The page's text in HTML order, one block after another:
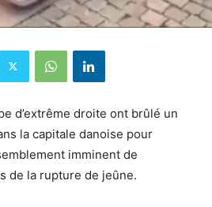
d’extrême droite ont brûlé un
la capitale danoise pour
imminent de
de la rupture de jeûne.